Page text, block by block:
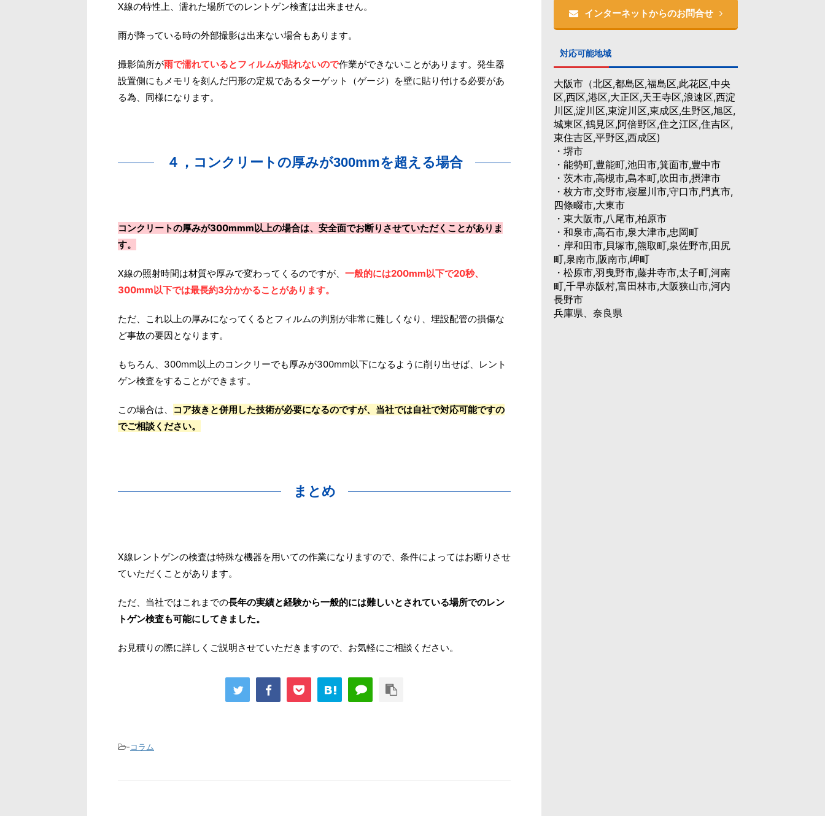
X線の特性上、濡れた場所でのレントゲン検査は出来ません。
雨が降っている時の外部撮影は出来ない場合もあります。
撮影箇所が雨で濡れているとフィルムが貼れないので作業ができないことがあります。発生器
設置側にもメモリを刻んだ円形の定規であるターゲット（ゲージ）を壁に貼り付ける必要があ
る為、同様になります。
４，コンクリートの厚みが300mmを超える場合
コンクリートの厚みが300mmm以上の場合は、安全面でお断りさせていただくことがありま
す。
X線の照射時間は材質や厚みで変わってくるのですが、 一般的には200mm以下で20秒、
300mm以下では最長約3分かかることがあります。
ただ、これ以上の厚みになってくるとフィルムの判別が非常に難しくなり、埋設配管の損傷な
ど事故の要因となります。
もちろん、300mm以上のコンクリーでも厚みが300mm以下になるように削り出せば、レント
ゲン検査をすることができます。
この場合は、
コア抜きと併用した技術が必要になるのですが、当社では自社で対応可能ですの
でご相談ください。
まとめ
X線レントゲンの検査は特殊な機器を用いての作業になりますので、条件によってはお断りさせ
ていただくことがあります。
ただ、当社ではこれまでの長年の実績と経験から一般的には難しいとされている場所でのレン
トゲン検査も可能にしてきました。
お見積りの際に詳しくご説明させていただきますので、お気軽にご相談ください。
-コラム
インターネットからのお問合せ
対応可能地域
大阪市（北区,都島区,福島区,此花区,中央
区,西区,港区,大正区,天王寺区,浪速区,西淀
川区,淀川区,東淀川区,東成区,生野区,旭区,
城東区,鶴見区,阿倍野区,住之江区,住吉区,
東住吉区,平野区,西成区)
・堺市
・能勢町,豊能町,池田市,箕面市,豊中市
・茨木市,高槻市,島本町,吹田市,摂津市
・枚方市,交野市,寝屋川市,守口市,門真市,
四條畷市,大東市
・東大阪市,八尾市,柏原市
・和泉市,高石市,泉大津市,忠岡町
・岸和田市,貝塚市,熊取町,泉佐野市,田尻
町,泉南市,阪南市,岬町
・松原市,羽曳野市,藤井寺市,太子町,河南
町,千早赤阪村,富田林市,大阪狭山市,河内
長野市
兵庫県、奈良県